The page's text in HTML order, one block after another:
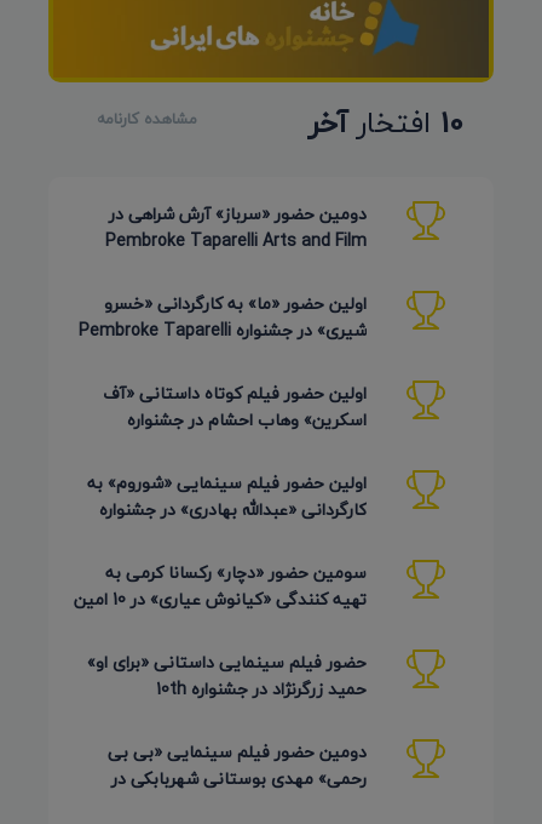
10 افتخارآخر مشاهده کارنامه
دومین حضور «سرباز» آرش شراهی در
Pembroke Taparelli Arts and Film
اولین حضور «ما» به کارگردانی «خسرو
شیری» در جشنواره Pembroke Taparelli
اولین حضور فیلم کوتاه داستانی «آف
اسکرین» وهاب احشام در جشنواره
اولین حضور فیلم سینمایی «شوروم» به
کارگردانی «عبدالله بهادری» در جشنواره
سومین حضور «دچار» رکسانا کرمی به
تهیه کنندگی «کیانوش عیاری» در 10 امین
حضور فیلم سینمایی داستانی «برای او»
حمید زرگرنژاد در جشنواره 10th
دومین حضور فیلم سینمایی «بی بی
رحمی» مهدی بوستانی شهربابکی در